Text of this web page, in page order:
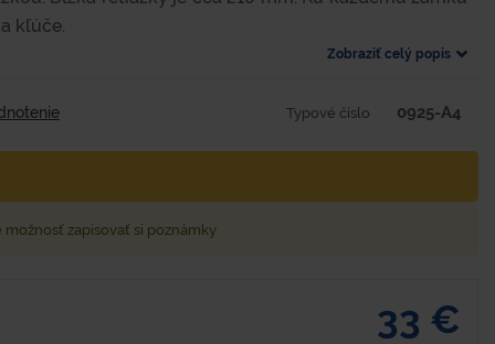
kľúče.
Zobraziť celý popis
Typové číslo 0925-A4
možnosť zapisovať si poznámky
33 €